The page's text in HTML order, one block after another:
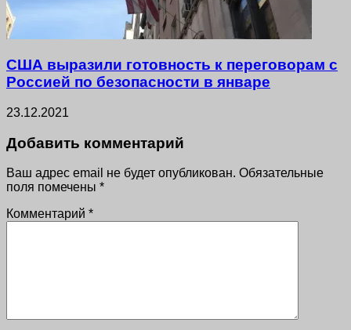
США выразили готовность к переговорам с
Россией по безопасности в январе
23.12.2021
Добавить комментарий
Ваш адрес email не будет опубликован. Обязательные
поля помечены *
Комментарий *